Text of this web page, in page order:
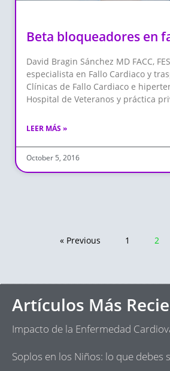
Beta bloqueadores en
David Bragin Sánchez MD FACC,
especialista en Fallo Cardiaco y
Clínicas de Fallo Cardiaco e
Hospital de Veteranos y práctica
LEER MÁS »
October 5, 2016
« Previous 1 2
Artículos Más
Impacto de la Enfermedad
Soplos en los Niños: lo que debes